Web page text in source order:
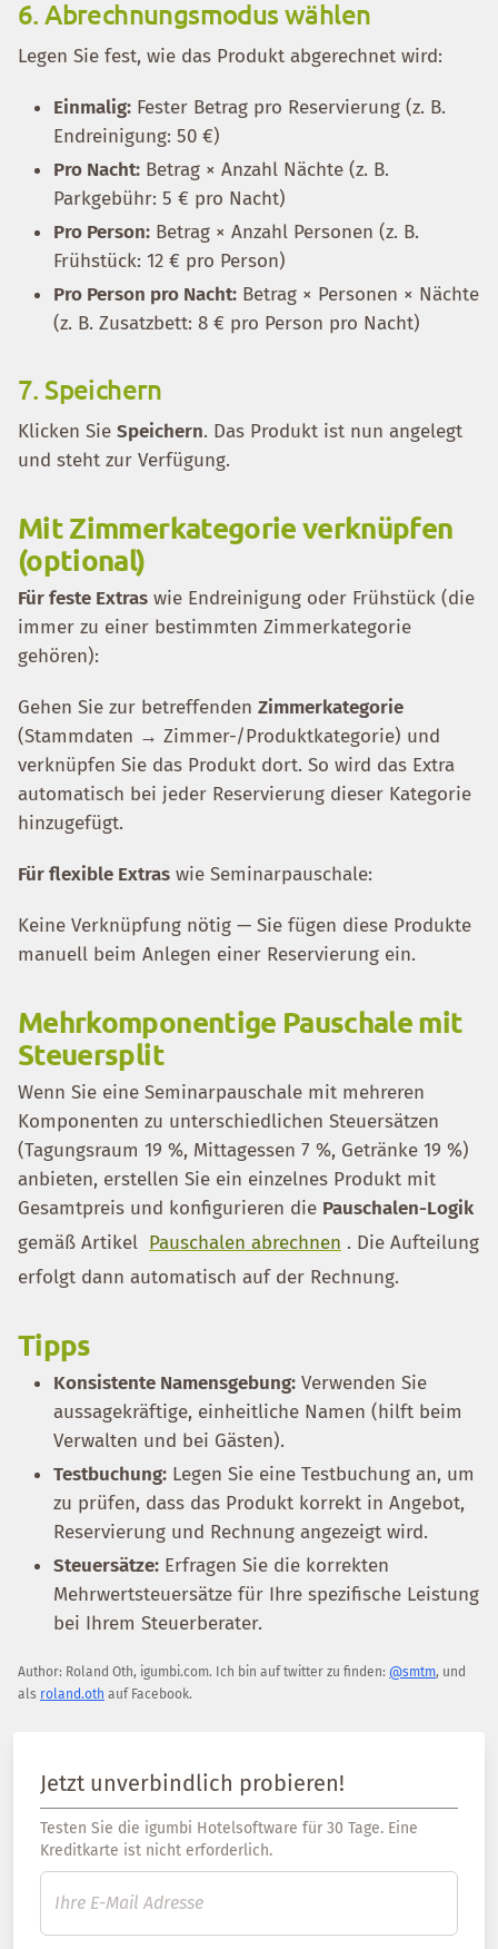
6. Abrechnungsmodus wählen
Legen Sie fest, wie das Produkt abgerechnet wird:
Einmalig: Fester Betrag pro Reservierung (z. B.
Endreinigung: 50 €)
Pro Nacht: Betrag × Anzahl Nächte (z. B.
Parkgebühr: 5 € pro Nacht)
Pro Person: Betrag × Anzahl Personen (z. B.
Frühstück: 12 € pro Person)
Pro Person pro Nacht: Betrag × Personen × Nächte
(z. B. Zusatzbett: 8 € pro Person pro Nacht)
7. Speichern
Klicken Sie Speichern. Das Produkt ist nun angelegt
und steht zur Verfügung.
Mit Zimmerkategorie verknüpfen
(optional)
Für feste Extras wie Endreinigung oder Frühstück (die
immer zu einer bestimmten Zimmerkategorie
gehören):
Gehen Sie zur betreffenden Zimmerkategorie
(Stammdaten → Zimmer-/Produktkategorie) und
verknüpfen Sie das Produkt dort. So wird das Extra
automatisch bei jeder Reservierung dieser Kategorie
hinzugefügt.
Für flexible Extras wie Seminarpauschale:
Keine Verknüpfung nötig — Sie fügen diese Produkte
manuell beim Anlegen einer Reservierung ein.
Mehrkomponentige Pauschale mit
Steuersplit
Wenn Sie eine Seminarpauschale mit mehreren
Komponenten zu unterschiedlichen Steuersätzen
(Tagungsraum 19 %, Mittagessen 7 %, Getränke 19 %)
anbieten, erstellen Sie ein einzelnes Produkt mit
Gesamtpreis und konfigurieren die Pauschalen-Logik
gemäß Artikel Pauschalen abrechnen . Die Aufteilung
erfolgt dann automatisch auf der Rechnung.
Tipps
Konsistente Namensgebung: Verwenden Sie
aussagekräftige, einheitliche Namen (hilft beim
Verwalten und bei Gästen).
Testbuchung: Legen Sie eine Testbuchung an, um
zu prüfen, dass das Produkt korrekt in Angebot,
Reservierung und Rechnung angezeigt wird.
Steuersätze: Erfragen Sie die korrekten
Mehrwertsteuersätze für Ihre spezifische Leistung
bei Ihrem Steuerberater.
Author: Roland Oth, igumbi.com. Ich bin auf twitter zu finden: @smtm, und
als roland.oth auf Facebook.
Jetzt unverbindlich probieren!
Testen Sie die igumbi Hotelsoftware für 30 Tage. Eine
Kreditkarte ist nicht erforderlich.